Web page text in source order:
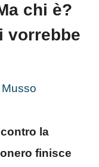
chi è?
vorrebbe
la
finisce